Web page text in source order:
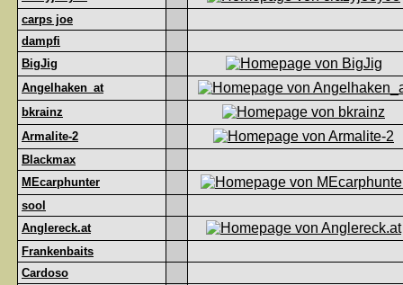
carps joe
dampfi
BigJig
Angelhaken_at
bkrainz
Armalite-2
Blackmax
MEcarphunter
sool
Anglereck.at
Frankenbaits
Cardoso